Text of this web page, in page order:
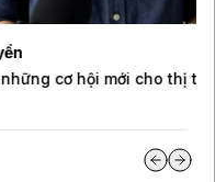
cho thị trường Việt